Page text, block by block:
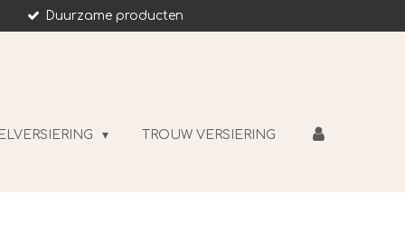
Duurzame producten
TROUW VERSIERING